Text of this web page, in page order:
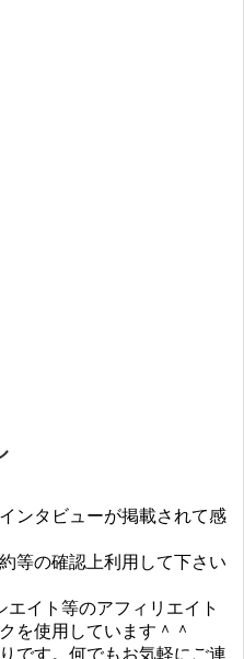
ンタビューが掲載されて感
等の確認上利用して下さい
イト等のアフィリエイト
を使用しています＾＾
です。何でもお気軽にご連